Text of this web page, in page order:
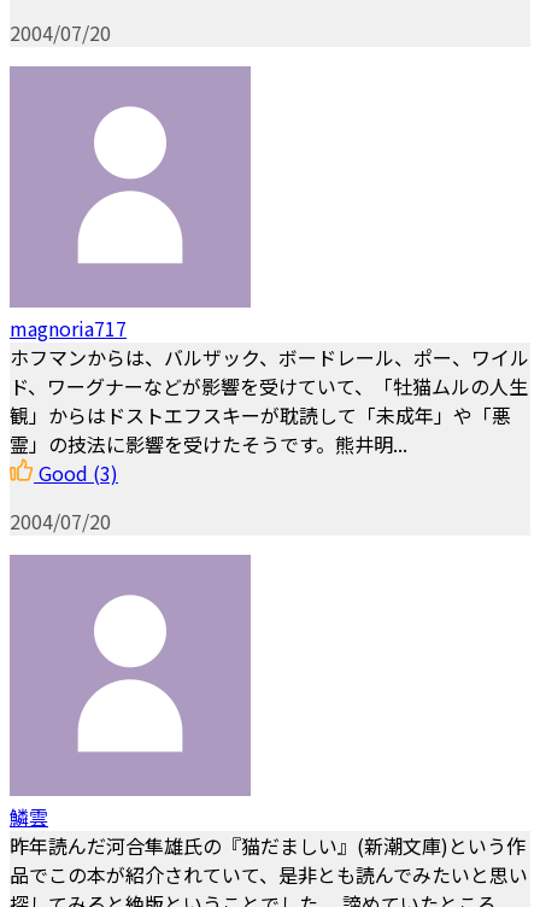
2004/07/20
magnoria717
ホフマンからは、バルザック、ボードレール、ポー、ワイル
ド、ワーグナーなどが影響を受けていて、「牡猫ムルの人生
観」からはドストエフスキーが耽読して「未成年」や「悪
霊」の技法に影響を受けたそうです。熊井明...
Good (3)
2004/07/20
鱗雲
昨年読んだ河合隼雄氏の『猫だましい』(新潮文庫)という作
品でこの本が紹介されていて、是非とも読んでみたいと思い